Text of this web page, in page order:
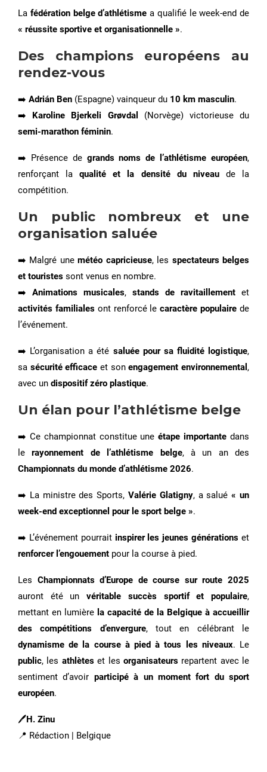
La fédération belge d’athlétisme a qualifié le week-end de
« réussite sportive et organisationnelle ».
Des champions européens au
rendez-vous
➡️ Adrián Ben (Espagne) vainqueur du 10 km masculin.
➡️ Karoline Bjerkeli Grøvdal
(Norvège) victorieuse du
semi-marathon féminin.
➡️ Présence de grands noms de l’athlétisme européen,
renforçant laqualité et la densité du niveaude la
compétition.
Un public nombreux et une
organisation saluée
➡️ Malgré unemétéo capricieuse, les spectateurs belges
et touristes sont venus en nombre.
➡️ Animations musicales, stands de ravitaillement et
activités familialesont renforcé lecaractère populaire de
l’événement.
➡️ L’organisation a été saluée pour sa fluidité logistique,
sa sécurité efficace et sonengagement environnemental ,
avec un dispositif zéro plastique.
Un élan pour l’athlétisme belge
➡️ Ce championnat constitue uneétape importante dans
lerayonnement de l’athlétisme belge, à un an des
Championnats du monde d’athlétisme 2026.
➡️ La ministre des Sports, Valérie Glatigny, a salué« un
week-end exceptionnel pour le sport belge ».
➡️ L’événement pourrait inspirer les jeunes générations et
renforcer l’engouement pour la course à pied.
Les Championnats d’Europe de course sur route 2025
auront été unvéritable succès sportif et populaire,
mettant en lumière la capacité de la Belgique à accueillir
des compétitions d’envergure, tout en célébrant le
dynamisme de la course à pied à tous les niveaux. Le
public, les athlèteset les organisateursrepartent avec le
sentiment d’avoir participé à un moment fort du sport
européen.
🖊H. Zinu
📍 Rédaction | Belgique